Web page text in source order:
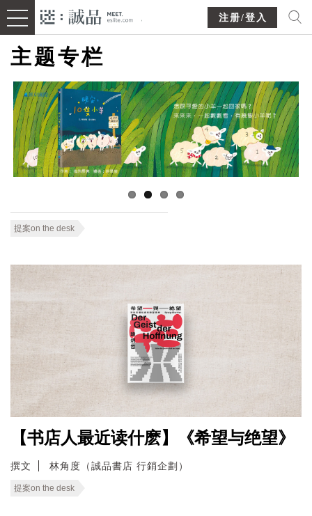
注册/登入
主题专栏
提案on the desk
【书店人最近读什麽】《希望与绝望》
撰文 林角度（誠品書店 行銷企劃）
提案on the desk